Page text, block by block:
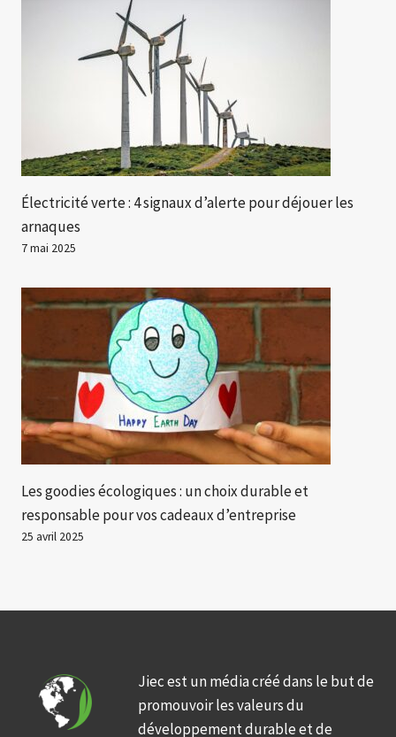
Électricité verte : 4 signaux d’alerte pour déjouer les
arnaques
7 mai 2025
Les goodies écologiques : un choix durable et
responsable pour vos cadeaux d’entreprise
25 avril 2025
Jiec est un média créé dans le but de
promouvoir les valeurs du
développement durable et de